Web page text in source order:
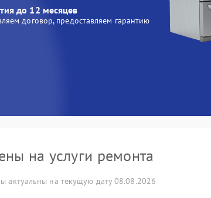
до 12 месяцев
договор, предоставляем гарантию
на услуги ремонта
актуальны на текущую дату 08.08.2026